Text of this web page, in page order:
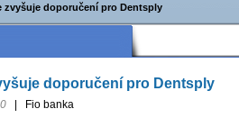
zvyšuje doporučení pro Dentsply
doporučení pro Dentsply
Fio banka